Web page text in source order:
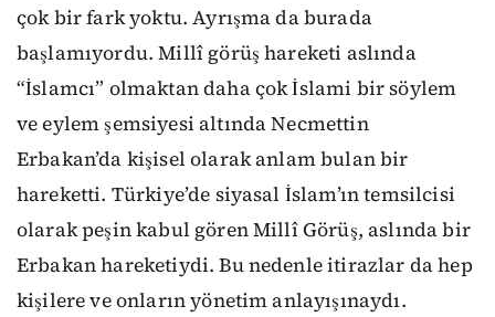
çok bir fark yoktu. Ayrışma da burada
başlamıyordu. Millî görüş hareketi aslında
“İslamcı” olmaktan daha çok İslami bir söylem
ve eylem şemsiyesi altında Necmettin
Erbakan’da kişisel olarak anlam bulan bir
hareketti. Türkiye’de siyasal İslam’ın temsilcisi
olarak peşin kabul gören Millî Görüş, aslında bir
Erbakan hareketiydi. Bu nedenle itirazlar da hep
kişilere ve onların yönetim anlayışınaydı.